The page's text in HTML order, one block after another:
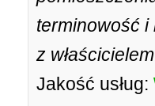
terminowość i
z
Jakość usług: